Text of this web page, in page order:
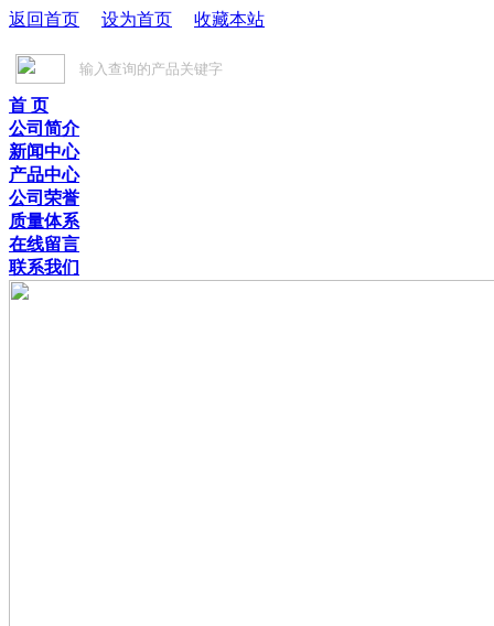
返回首页 设为首页 收藏本站
首 页
公司简介
新闻中心
产品中心
公司荣誉
质量体系
在线留言
联系我们